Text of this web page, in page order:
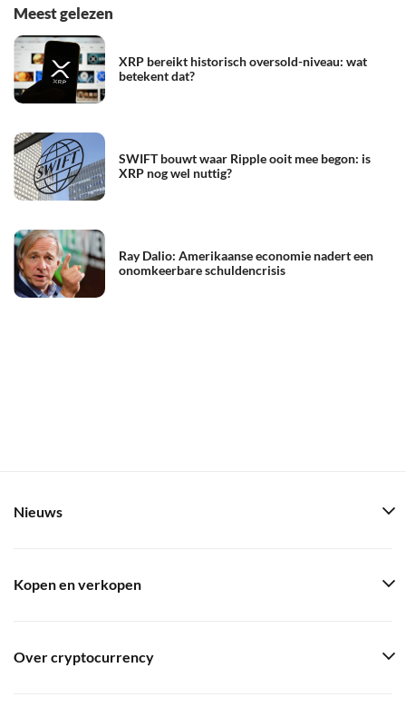
Meest gelezen
XRP bereikt historisch oversold-niveau: wat
betekent dat?
SWIFT bouwt waar Ripple ooit mee begon: is
XRP nog wel nuttig?
Ray Dalio: Amerikaanse economie nadert een
onomkeerbare schuldencrisis
Nieuws
Kopen en verkopen
Over cryptocurrency